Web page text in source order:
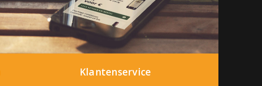
Klantenservice